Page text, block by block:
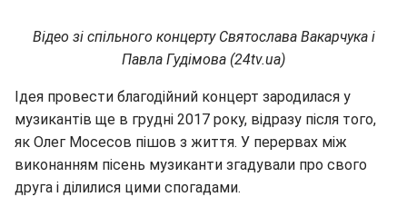
Відео зі спільного концерту Святослава Вакарчука і
Павла Гудімова (24tv.ua)
Ідея провести благодійний концерт зародилася у
музикантів ще в грудні 2017 року, відразу після того,
як Олег Мосесов пішов з життя. У перервах між
виконанням пісень музиканти згадували про свого
друга і ділилися цими спогадами.